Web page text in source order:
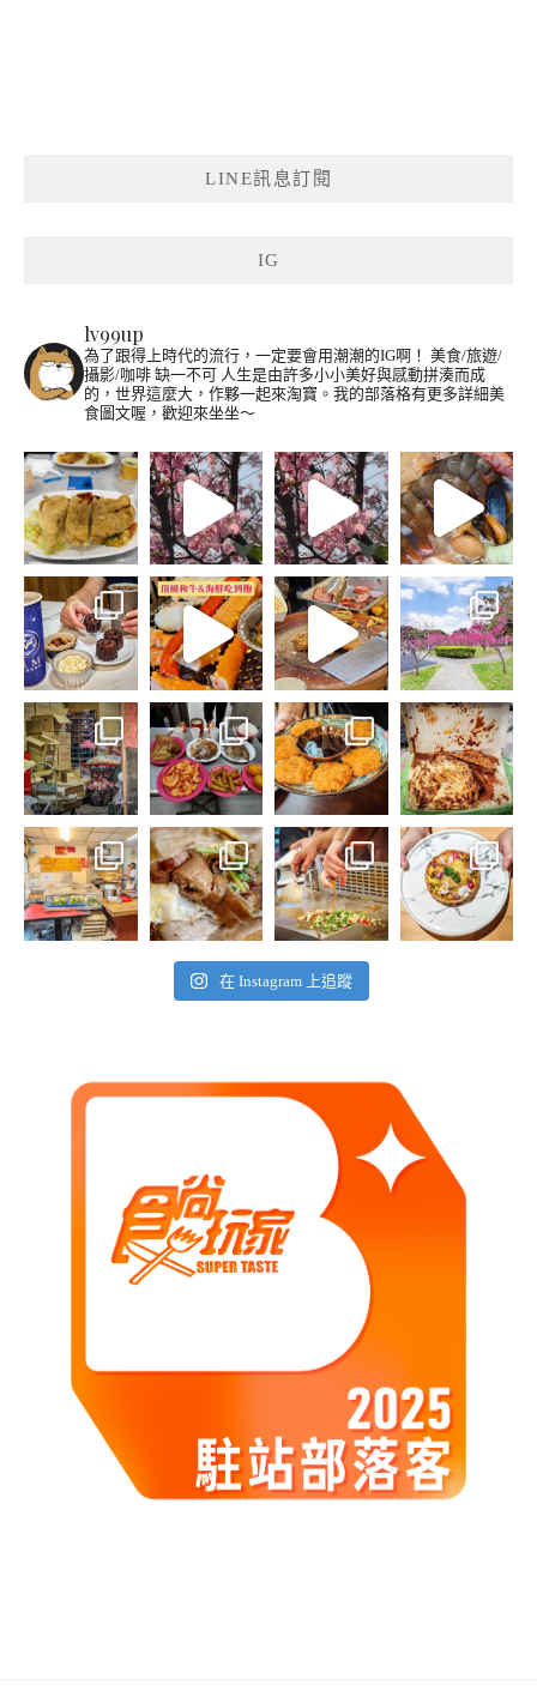
LINE訊息訂閱
IG
lv99up
為了跟得上時代的流行，一定要會用潮潮的IG啊！ 美食/旅遊/
攝影/咖啡 缺一不可 人生是由許多小小美好與感動拼湊而成
的，世界這麼大，作夥一起來淘寶。我的部落格有更多詳細美
食圖文喔，歡迎來坐坐～
在 Instagram 上追蹤